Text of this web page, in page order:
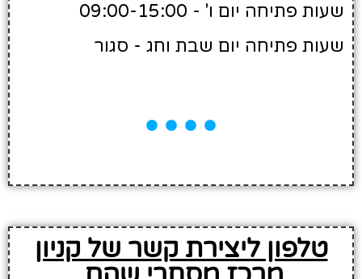
שעות פתיחה יום ו' - 09:00-15:00
שעות פתיחה יום שבת וחג - סגור
טלפון ליצירת קשר של קניון